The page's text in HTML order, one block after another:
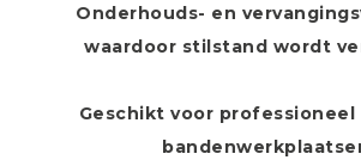
Onderhouds- en
waardoor stilstand wordt
Geschikt voor professioneel